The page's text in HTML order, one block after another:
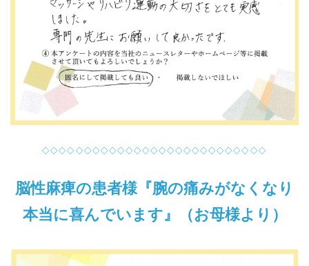
◇◇◇◇◇◇◇◇◇◇◇◇◇◇◇◇◇◇◇◇◇◇◇◇◇◇◇
脳性麻痺の患者様『腕の痛みがなくなり
本当に喜んでいます』（お母様より）